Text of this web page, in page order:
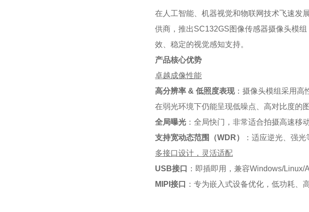
在人工智能、机器视觉和物联网技术飞速发
供商，推出SC132GS图像传感器摄像头模
效、稳定的视觉感知支持。
产品核心优势
卓越成像性能
高分辨率 & 低照度表现：摄像头模组采用高
在弱光环境下仍能呈现低噪点、高对比度的图
全局曝光 ：全局快门，非常适合拍摄高速移
支持宽动态范围（WDR）
：适应逆光、强
多接口设计，灵活适配
USB接口
：即插即用，兼容Windows/
MIPI接口
：专为嵌入式设备优化，低功耗、